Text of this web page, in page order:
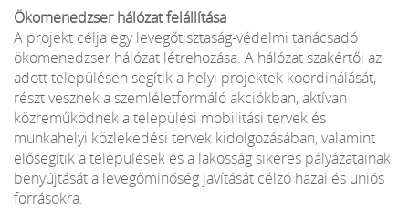
Ökomenedzser hálózat felállítása
A projekt célja egy levegőtisztaság-védelmi tanácsadó
ökomenedzser hálózat létrehozása. A hálózat szakértői az
adott településen segítik a helyi projektek koordinálását,
részt vesznek a szemléletformáló akciókban, aktívan
közreműködnek a települési mobilitási tervek és
munkahelyi közlekedési tervek kidolgozásában, valamint
elősegítik a települések és a lakosság sikeres pályázatainak
benyújtását a levegőminőség javítását célzó hazai és uniós
forrásokra.